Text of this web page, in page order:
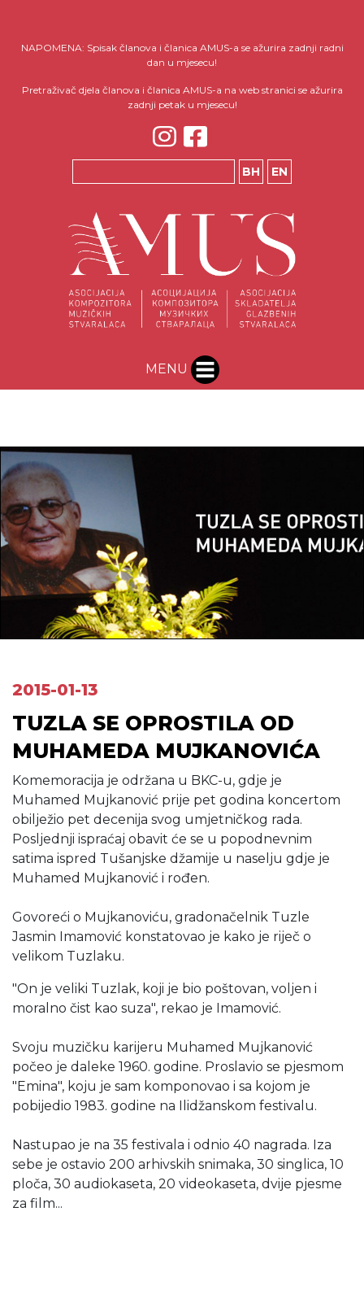
NAPOMENA: Spisak članova i članica AMUS-a se ažurira zadnji radni
dan u mjesecu!
Pretraživač djela članova i članica AMUS-a na web stranici se ažurira
zadnji petak u mjesecu!
BH EN
MENU
2015-01-13
TUZLA SE OPROSTILA OD
MUHAMEDA MUJKANOVIĆA
Komemoracija je održana u BKC-u, gdje je
Muhamed Mujkanović prije pet godina koncertom
obilježio pet decenija svog umjetničkog rada.
Posljednji ispraćaj obavit će se u popodnevnim
satima ispred Tušanjske džamije u naselju gdje je
Muhamed Mujkanović i rođen.
Govoreći o Mujkanoviću, gradonačelnik Tuzle
Jasmin Imamović konstatovao je kako je riječ o
velikom Tuzlaku.
"On je veliki Tuzlak, koji je bio poštovan, voljen i
moralno čist kao suza", rekao je Imamović.
Svoju muzičku karijeru Muhamed Mujkanović
počeo je daleke 1960. godine. Proslavio se pjesmom
"Emina", koju je sam komponovao i sa kojom je
pobijedio 1983. godine na Ilidžanskom festivalu.
Nastupao je na 35 festivala i odnio 40 nagrada. Iza
sebe je ostavio 200 arhivskih snimaka, 30 singlica, 10
ploča, 30 audiokaseta, 20 videokaseta, dvije pjesme
za film...